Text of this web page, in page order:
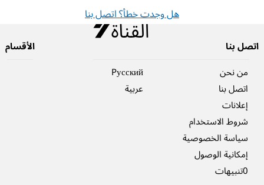
هل وجدت خطأ؟ اتصل بنا
اتصل بنا
من نحن
اتصل بنا
إعلانات
شروط الاستخدام
سياسة الخصوصية
إمكانية الوصول
0تنبيهات
Pусский
عربية
الأقسام